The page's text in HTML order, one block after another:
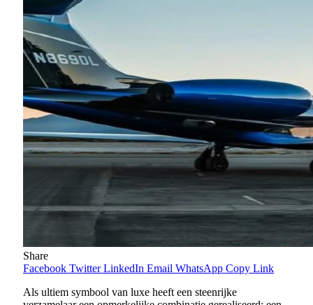
Share
Facebook Twitter LinkedIn Email WhatsApp Copy Link
Als ultiem symbool van luxe heeft een steenrijke